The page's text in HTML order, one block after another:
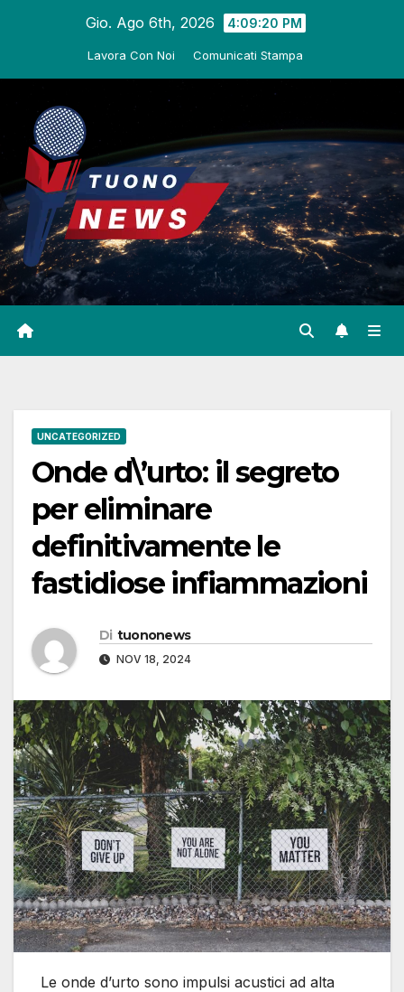
Gio. Ago 6th, 2026 4:09:21 PM
Lavora Con Noi Comunicati Stampa
UNCATEGORIZED
Onde d\’urto: il segreto
per eliminare
definitivamente le
fastidiose infiammazioni
Di tuononews
NOV 18, 2024
Le onde d’urto sono impulsi acustici ad alta